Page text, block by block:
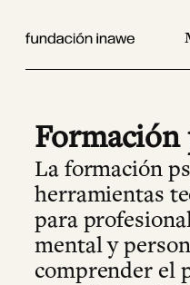
Formación
La formación
herramientas
para
mental y
comprender el